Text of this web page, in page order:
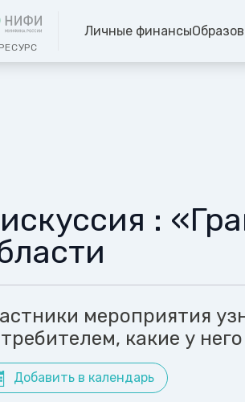
Личные финансы
:
мероприятия
какие у
Добавить в календарь